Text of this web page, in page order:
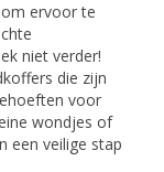
ervoor te
niet verder!
die zijn
voor
wondjes of
een veilige stap